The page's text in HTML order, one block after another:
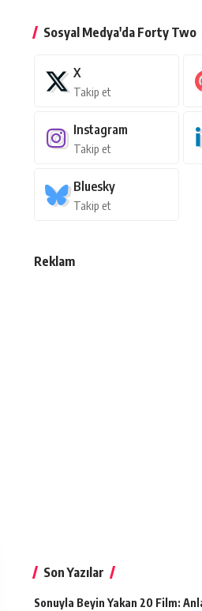
Sosyal Medya'da Forty Two
X
Takip et
Instagram
Takip et
Bluesky
Takip et
Reklam
Son Yazılar
Sonuyla Beyin Yakan 20 Film: